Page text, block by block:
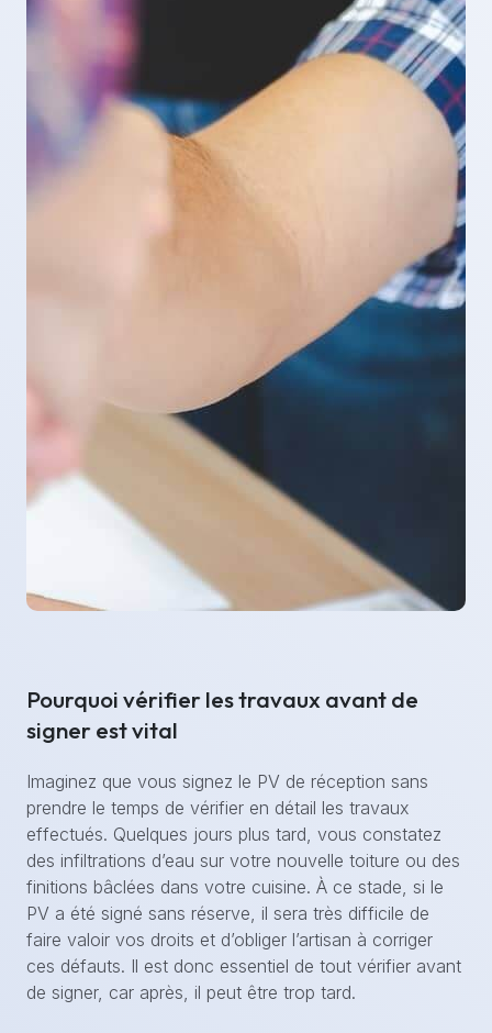
Pourquoi vérifier les travaux avant de
signer est vital
Imaginez que vous signez le PV de réception sans
prendre le temps de vérifier en détail les travaux
effectués. Quelques jours plus tard, vous constatez
des infiltrations d’eau sur votre nouvelle toiture ou des
finitions bâclées dans votre cuisine. À ce stade, si le
PV a été signé sans réserve, il sera très difficile de
faire valoir vos droits et d’obliger l’artisan à corriger
ces défauts. Il est donc essentiel de tout vérifier avant
de signer, car après, il peut être trop tard.